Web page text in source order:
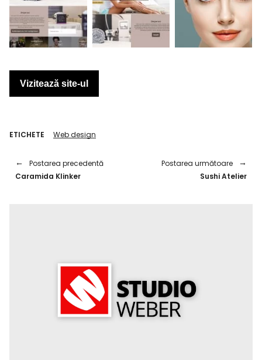
Vizitează site-ul
ETICHETE Web design
Postarea precedentă
Caramida Klinker
Postarea următoare
Sushi Atelier